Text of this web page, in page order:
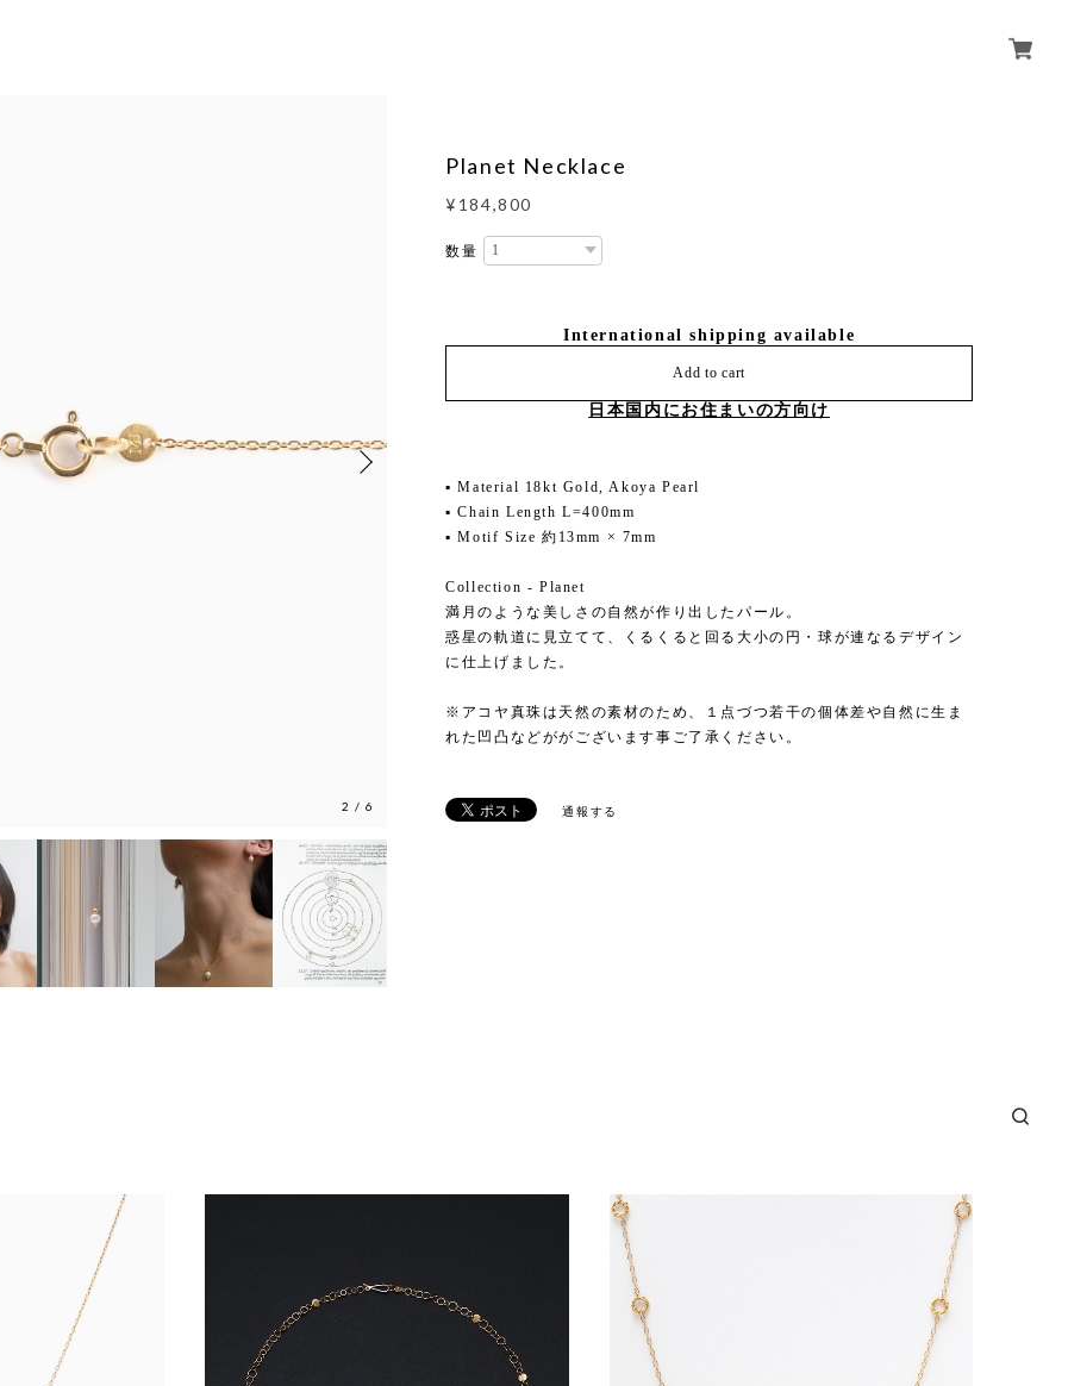
2 /6
Planet Necklace
¥184,800
数量
International shipping available
Add to cart
日本国内にお住まいの方向け
▪ Material 18kt Gold, Akoya Pearl
▪ Chain Length L=400mm
▪ Motif Size 約13mm × 7mm
Collection - Planet
満月のような美しさの自然が作り出したパール。
惑星の軌道に見立てて、くるくると回る大小の円・球が連なるデザイン
に仕上げました。
※アコヤ真珠は天然の素材のため、１点づつ若干の個体差や自然に生ま
れた凹凸などががございます事ご了承ください。
通報する